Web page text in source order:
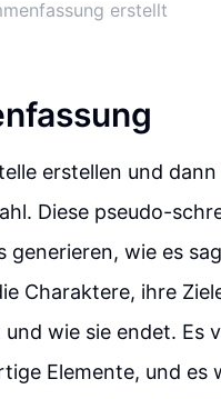
erstellt
erstellen und
Diese pseudo-
wie es
Charaktere, ihre
wie sie endet. Es
Elemente, und es